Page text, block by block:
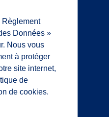
Règlement
Données »
Nous vous
à protéger
site internet,
de
de cookies.